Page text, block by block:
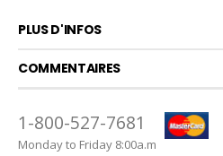
PLUS D'INFOS
COMMENTAIRES
1-800-527-7681
Monday to Friday 8:00a.m